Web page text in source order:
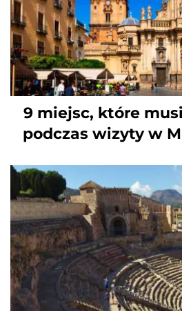
9 miejsc, które
podczas wizyty w